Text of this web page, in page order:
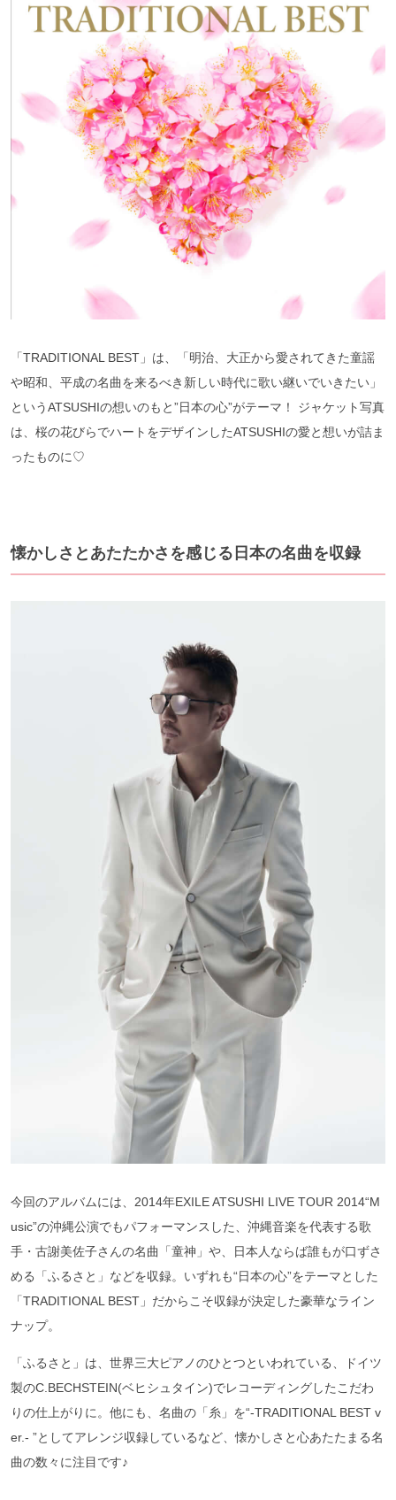
「TRADITIONAL BEST」は、「明治、大正から愛されてきた童謡
や昭和、平成の名曲を来るべき新しい時代に歌い継いでいきたい」
というATSUSHIの想いのもと”日本の心”がテーマ！ ジャケット写真
は、桜の花びらでハートをデザインしたATSUSHIの愛と想いが詰ま
ったものに♡
懐かしさとあたたかさを感じる日本の名曲を収録
今回のアルバムには、2014年EXILE ATSUSHI LIVE TOUR 2014“M
usic”の沖縄公演でもパフォーマンスした、沖縄音楽を代表する歌
手・古謝美佐子さんの名曲「童神」や、日本人ならば誰もが口ずさ
める「ふるさと」などを収録。いずれも“日本の心”をテーマとした
「TRADITIONAL BEST」だからこそ収録が決定した豪華なライン
ナップ。
「ふるさと」は、世界三大ピアノのひとつといわれている、ドイツ
製のC.BECHSTEIN(ベヒシュタイン)でレコーディングしたこだわ
りの仕上がりに。他にも、名曲の「糸」を“-TRADITIONAL BEST v
er.- ”としてアレンジ収録しているなど、懐かしさと心あたたまる名
曲の数々に注目です♪